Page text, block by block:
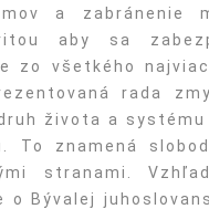
a
aby sa
zo všetkého
rada
života a
To znamená
stranami.
o Bývalej